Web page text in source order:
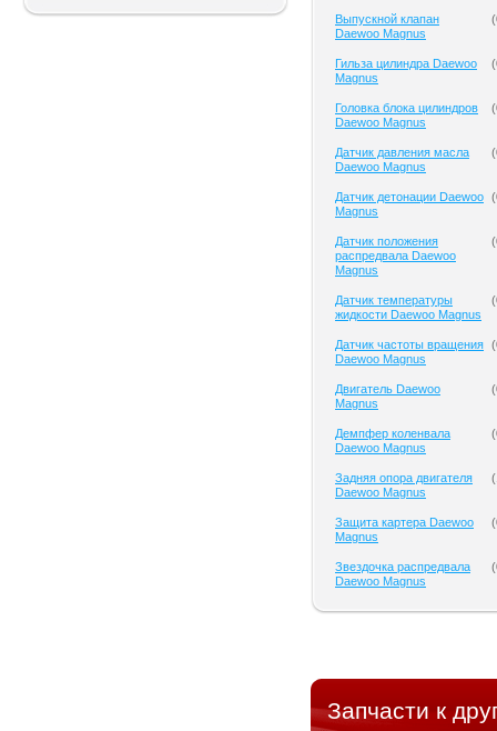
Выпускной клапан
Daewoo Magnus
(
Гильза цилиндра Daewoo
Magnus
(
Головка блока цилиндров
Daewoo Magnus
(
Датчик давления масла
Daewoo Magnus
(
Датчик детонации Daewoo
Magnus
(
Датчик положения
распредвала Daewoo
Magnus
(
Датчик температуры
жидкости Daewoo Magnus
(
Датчик частоты вращения
Daewoo Magnus
(
Двигатель Daewoo
Magnus
(
Демпфер коленвала
Daewoo Magnus
(
Задняя опора двигателя
Daewoo Magnus
(
Защита картера Daewoo
Magnus
(
Звездочка распредвала
Daewoo Magnus
(
Запчасти к